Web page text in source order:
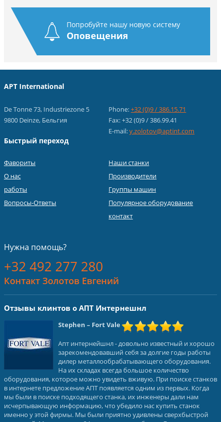
Попробуйте нашу новую систему
Оповещения
APT International
De Tonne 73, Industriezone 5
9800 Deinze, Бельгия
Phone:+32 (0)9 / 386.15.71
Fax: +32 (0)9 / 386.99.41
E-mail:y.zolotov@aptint.com
Быстрый переход
Фавориты
О нас
работы
Вопросы-Ответы
Наши станки
Производители
Группы машин
Популярное оборудование
контакт
Нужна помощь?
+32 492 277 280
Контакт Золотов Евгений
Отзывы клинтов о АПТ Интернешнл
Stephen – Fort Vale
Апт интернейшнл - довольно известный и хорошо
зарекомендовавший себя за долгие годы работы
дилер металлообрабатывающего оборудования.
На их складах всегда большое количество
оборудования, которое можно увидеть вживую. При поиске станков
в интернете предложение АПТ появляется одним из первых. Когда
мы были в поиске подходящего станка, их инженеры дали нам
исчерпывающую информацию, что убедило нас купить станок
именно у этой фирмы. Мы были приятно удивлены сверхбыстрой